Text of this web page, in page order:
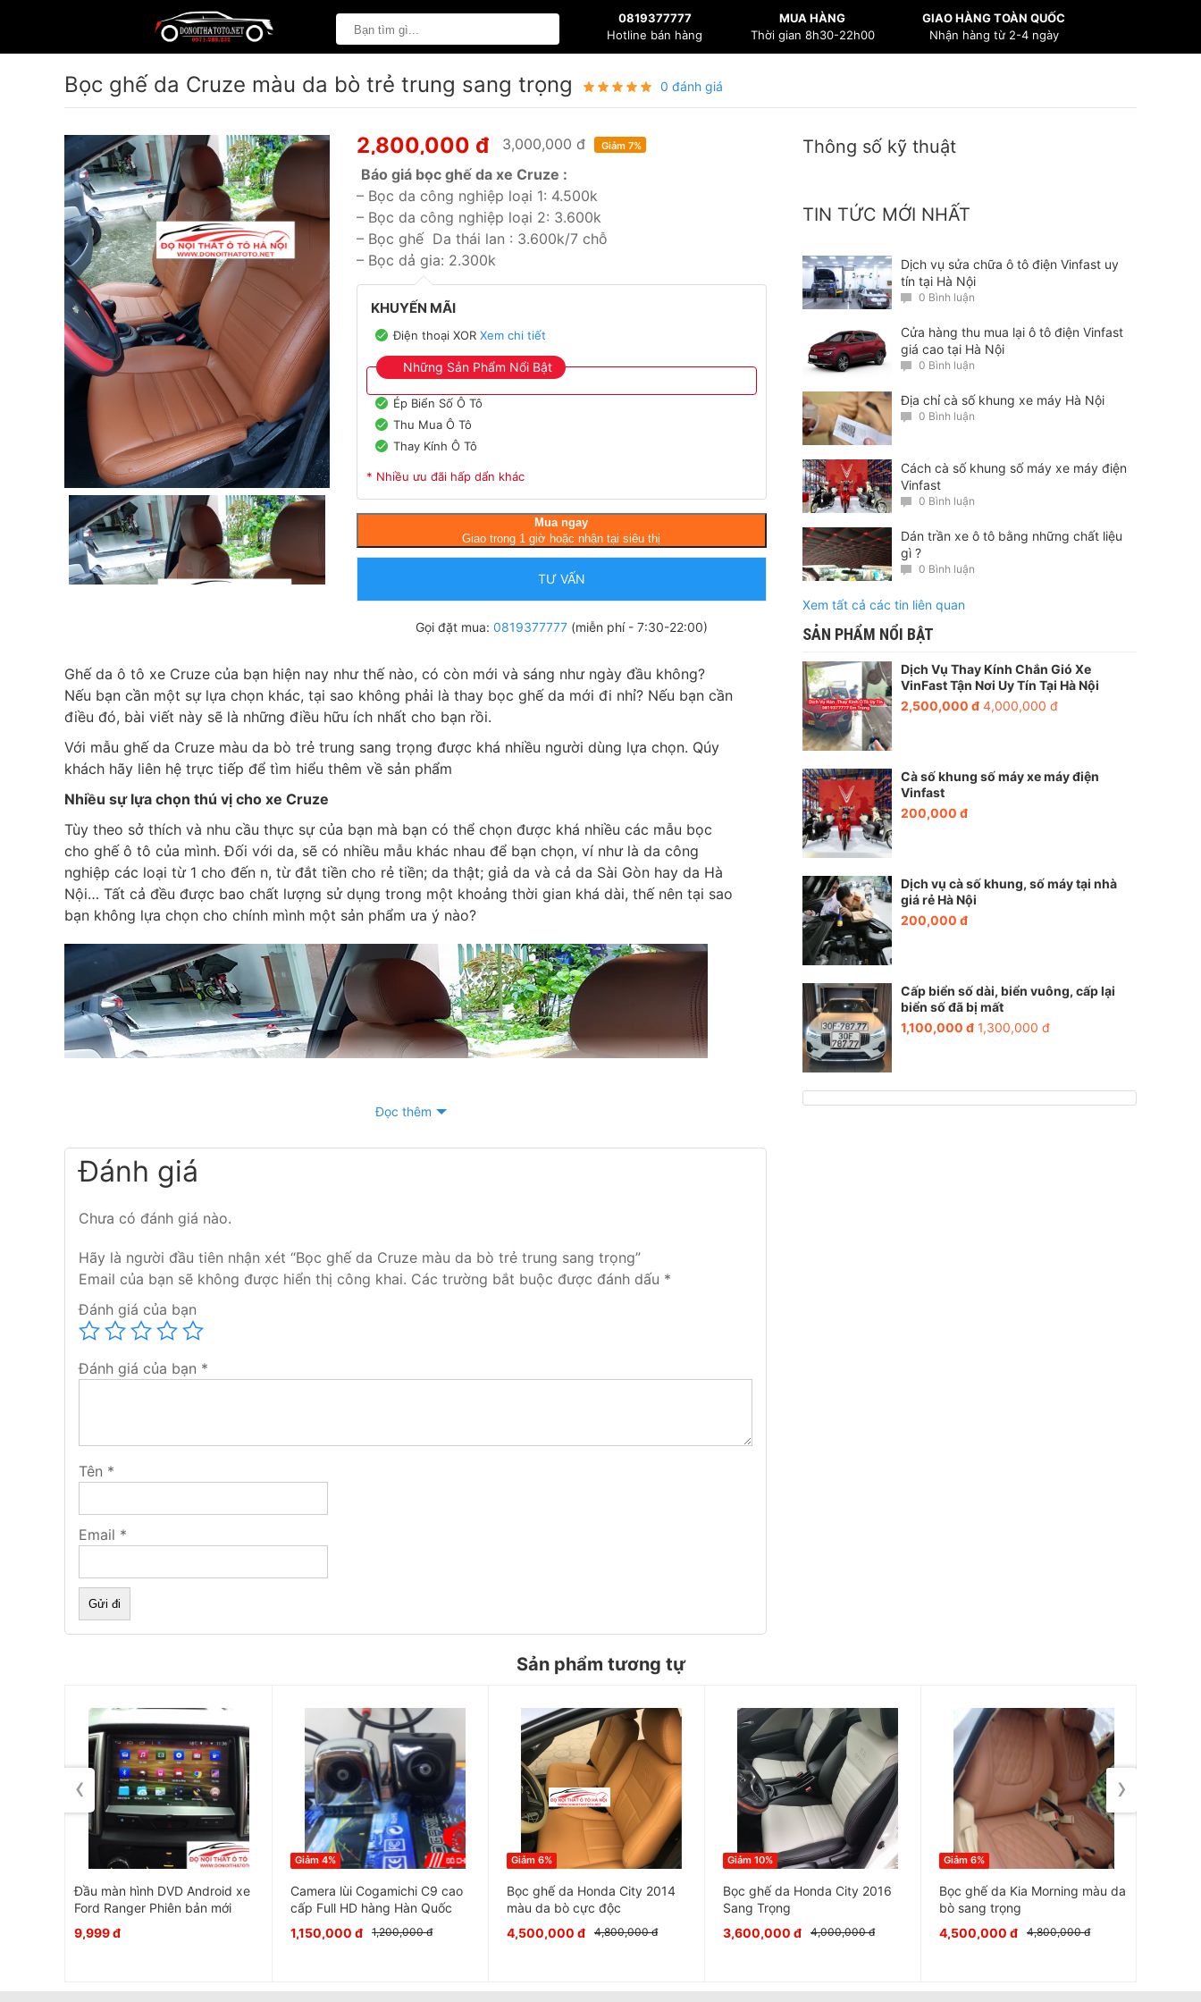
0819377777
Hotline bán hàng
MUA HÀNG
Thời gian 8h30-22h00
GIAO HÀNG TOÀN QUỐC
Nhận hàng từ 2-4 ngày
Bọc ghế da Cruze màu da bò trẻ trung sang trọng 0 đánh giá
2,800,000 đ 3,000,000 đ Giảm 7%
Báo giá bọc ghế da xe Cruze :
– Bọc da công nghiệp loại 1: 4.500k
– Bọc da công nghiệp loại 2: 3.600k
– Bọc ghế Da thái lan : 3.600k/7 chỗ
– Bọc dả gia: 2.300k
KHUYẾN MÃI
Điện thoại XOR Xem chi tiết
Những Sản Phẩm Nổi Bật
Ép Biển Số Ô Tô
Thu Mua Ô Tô
Thay Kính Ô Tô
* Nhiều ưu đãi hấp dẩn khác
Mua ngay
Giao trong 1 giờ hoặc nhận tại siêu thị
TƯ VẤN
Gọi đặt mua: 0819377777(miễn phí - 7:30-22:00)
Ghế da ô tô xe Cruze của bạn hiện nay như thế nào, có còn mới và sáng như ngày đầu không?
Nếu bạn cần một sự lựa chọn khác, tại sao không phải là thay bọc ghế da mới đi nhỉ? Nếu bạn cần
điều đó, bài viết này sẽ là những điều hữu ích nhất cho bạn rồi.
Với mẫu ghế da Cruze màu da bò trẻ trung sang trọng được khá nhiều người dùng lựa chọn. Qúy
khách hãy liên hệ trực tiếp để tìm hiểu thêm về sản phẩm
Nhiều sự lựa chọn thú vị cho xe Cruze
Tùy theo sở thích và nhu cầu thực sự của bạn mà bạn có thể chọn được khá nhiều các mẫu bọc
cho ghế ô tô của mình. Đối với da, sẽ có nhiều mẫu khác nhau để bạn chọn, ví như là da công
nghiệp các loại từ 1 cho đến n, từ đắt tiền cho rẻ tiền; da thật; giả da và cả da Sài Gòn hay da Hà
Nội… Tất cả đều được bao chất lượng sử dụng trong một khoảng thời gian khá dài, thế nên tại sao
bạn không lựa chọn cho chính mình một sản phẩm ưa ý nào?
mạnh mẽ và đẳng cấp hơn, thì hiện nay có nhiều kiểu ghế may như may theo phong cách thể
thao, hoặc theo xe hay kết hợp chạy đường viền chỉ đỏ để tạo nên sự nổi bật của chiếc ghế. Hay
ngang kiểu Civic, và may nhăn để cho bộ ghế tạo nên sự khỏe khoắn cho ghế.Với những cách may
ghế như trên đòi hỏi người thợ gia công may bọc ghế phải có nhiều kinh nghiệm, khéo tay và
chuyên nghiệp mới mang đến cho chiếc xe của bạn trở nên mới mẽ và thời trang hơn.
Đọc thêm
Đánh giá
Chưa có đánh giá nào.
Hãy là người đầu tiên nhận xét “Bọc ghế da Cruze màu da bò trẻ trung sang trọng”
Email của bạn sẽ không được hiển thị công khai. Các trường bắt buộc được đánh dấu *
Đánh giá của bạn
Đánh giá của bạn *
Tên *
Email *
Thông số kỹ thuật
TIN TỨC MỚI NHẤT
Dịch vụ sửa chữa ô tô điện Vinfast uy
tín tại Hà Nội
0 Bình luận
Cửa hàng thu mua lại ô tô điện Vinfast
giá cao tại Hà Nội
0 Bình luận
Địa chỉ cà số khung xe máy Hà Nội
0 Bình luận
Cách cà số khung số máy xe máy điện
Vinfast
0 Bình luận
Dán trần xe ô tô bằng những chất liệu
gì ?
0 Bình luận
Xem tất cả các tin liên quan
SẢN PHẨM NỔI BẬT
Dịch Vụ Thay Kính Chắn Gió Xe
VinFast Tận Nơi Uy Tín Tại Hà Nội
2,500,000 đ 4,000,000 đ
Cà số khung số máy xe máy điện
Vinfast
200,000 đ
Dịch vụ cà số khung, số máy tại nhà
giá rẻ Hà Nội
200,000 đ
Cấp biển số dài, biển vuông, cấp lại
biển số đã bị mất
1,100,000 đ 1,300,000 đ
Sản phẩm tương tự
Đầu màn hình DVD Android xe
Ford Ranger Phiên bản mới
9,999 đ
Camera lùi Cogamichi C9 cao
cấp Full HD hàng Hàn Quốc
1,150,000 đ
1,200,000 đ
Giảm 4%
Bọc ghế da Honda City 2014
màu da bò cực độc
4,500,000 đ
4,800,000 đ
Giảm 6%
Bọc ghế da Honda City 2016
Sang Trọng
3,600,000 đ
4,000,000 đ
Giảm 10%
Bọc ghế da Kia Morning màu da
bò sang trọng
4,500,000 đ
4,800,000 đ
Giảm 6%
‹ ›